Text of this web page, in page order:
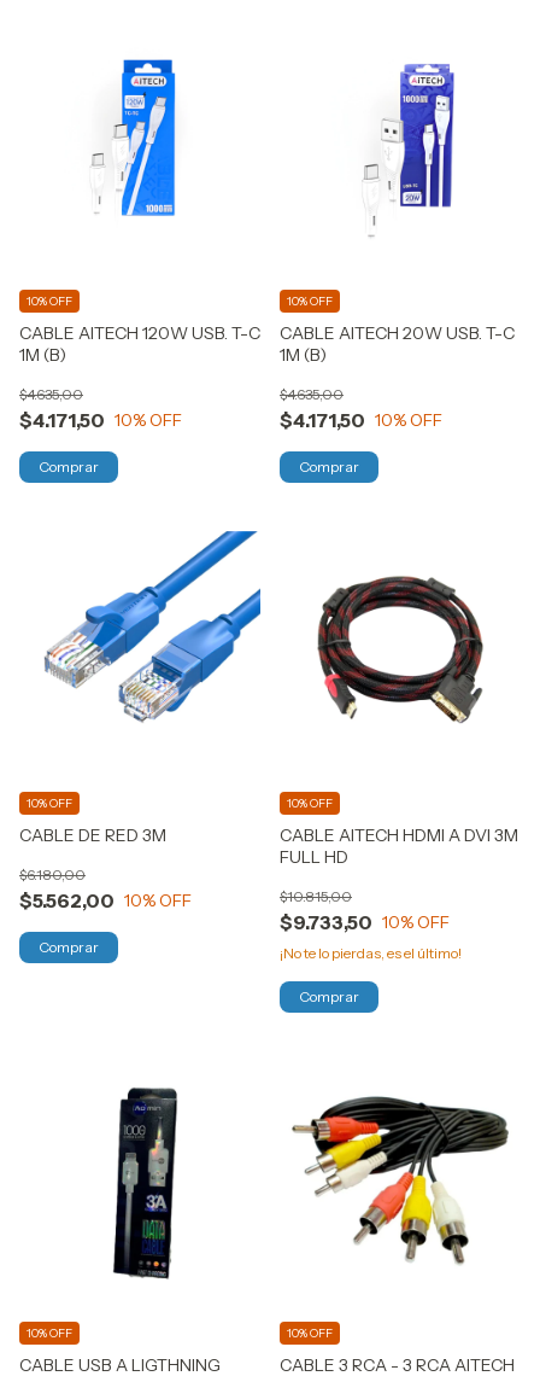
CABLE AITECH 120W USB. T-C
1M (B)
$4.171,50
$4.635,00
10% OFF
10% OFF
CABLE AITECH 20W USB. T-C
1M (B)
$4.171,50
$4.635,00
10% OFF
10% OFF
CABLE DE RED 3M
$5.562,00
$6.180,00
10% OFF
10% OFF
CABLE AITECH HDMI A DVI 3M
FULL HD
$9.733,50
$10.815,00
10% OFF
10% OFF
¡No te lo pierdas, es el último!
CABLE USB A LIGTHNING
10% OFF
CABLE 3 RCA - 3 RCA AITECH
10% OFF